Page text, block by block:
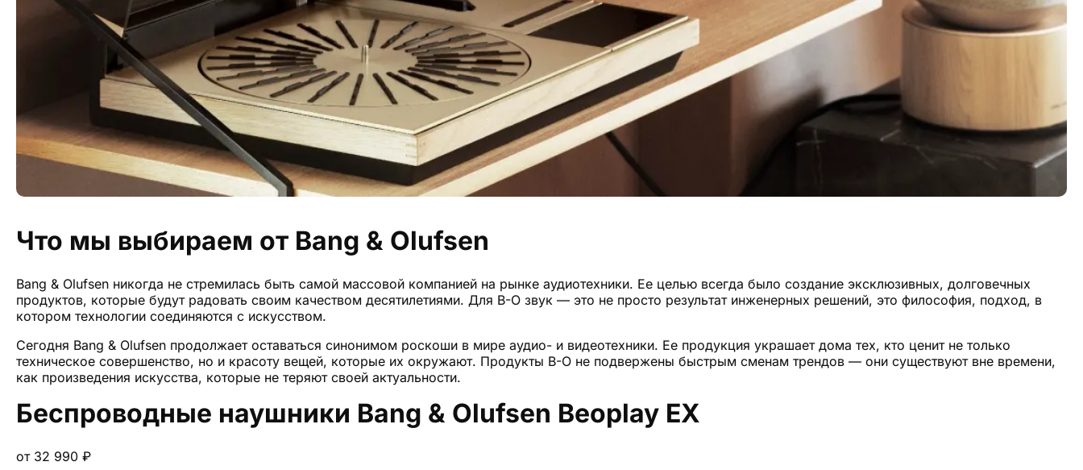
Что мы выбираем от Bang & Olufsen
Bang & Olufsen никогда не стремилась быть самой массовой компанией на рынке аудиотехники. Ее целью всегда было создание эксклюзивных, долговечных
продуктов, которые будут радовать своим качеством десятилетиями. Для B-O звук — это не просто результат инженерных решений, это философия, подход, в
котором технологии соединяются с искусством.
Сегодня Bang & Olufsen продолжает оставаться синонимом роскоши в мире аудио- и видеотехники. Ее продукция украшает дома тех, кто ценит не только
техническое совершенство, но и красоту вещей, которые их окружают. Продукты B-O не подвержены быстрым сменам трендов — они существуют вне времени,
как произведения искусства, которые не теряют своей актуальности.
Беспроводные наушники Bang & Olufsen Beoplay EX
от 32 990 ₽